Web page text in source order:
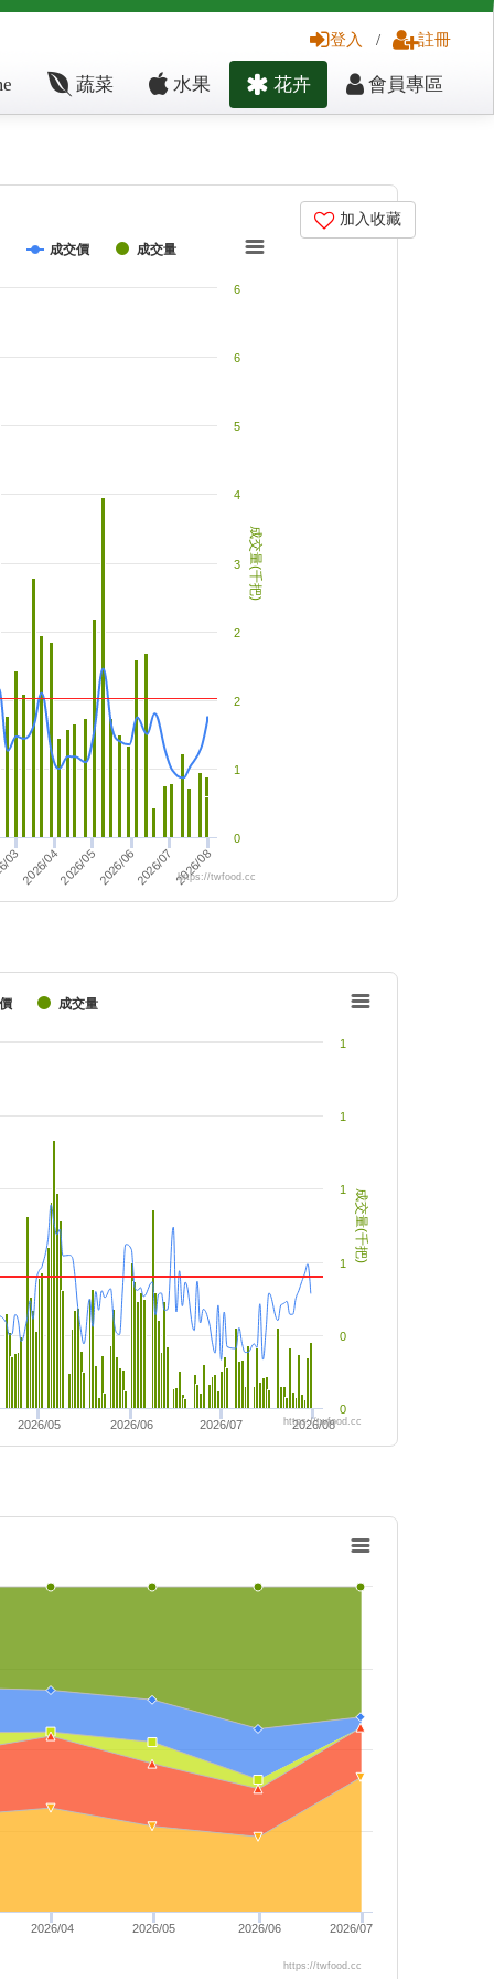
登入 / 註冊
蔬菜 水果 花卉 會員專區
加入收藏
成交量(千把)
成交價 成交量
2026/042026/052026/062026/072026/08
0
1
2
2
3
4
5
6
6
https://twfood.cc
成交量(千把)
成交量
2026/05 2026/06 2026/07 2026/08
0
0
1
1
1
1
https://twfood.cc
2026/04 2026/05 2026/06 2026/07
https://twfood.cc